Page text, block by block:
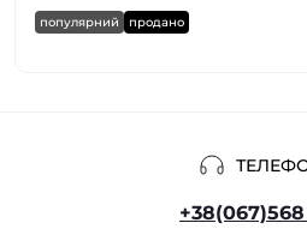
популярний продано
+38(067)568